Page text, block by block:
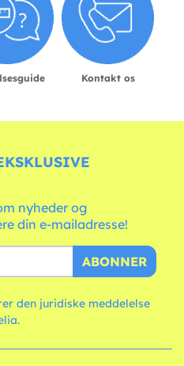
Kontakt os
nyheder og
din e-mailadresse!
ABONNER
den juridiske meddelelse